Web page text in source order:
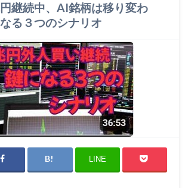
継続中、AI銘柄は移り変わ
る３つのシナリオ
LINE